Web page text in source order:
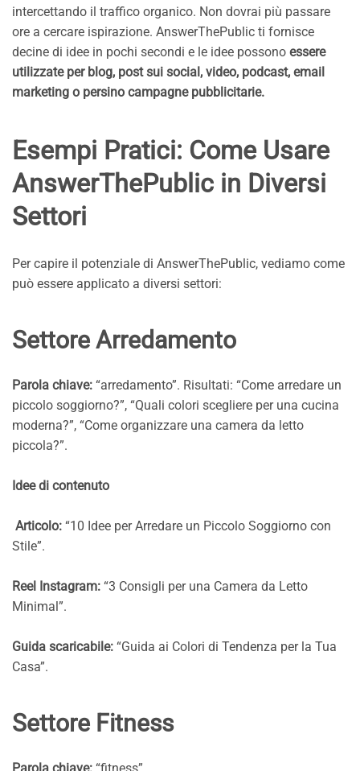
intercettando il traffico organico. Non dovrai più passare
ore a cercare ispirazione. AnswerThePublic ti fornisce
decine di idee in pochi secondi e le idee possono essere
utilizzate per blog, post sui social, video, podcast, email
marketing o persino campagne pubblicitarie.
Esempi Pratici: Come Usare
AnswerThePublic in Diversi
Settori
Per capire il potenziale di AnswerThePublic, vediamo come
può essere applicato a diversi settori:
Settore Arredamento
Parola chiave: “arredamento”. Risultati: “Come arredare un
piccolo soggiorno?”, “Quali colori scegliere per una cucina
moderna?”, “Come organizzare una camera da letto
piccola?”.
Idee di contenuto
Articolo: “10 Idee per Arredare un Piccolo Soggiorno con
Stile”.
Reel Instagram: “3 Consigli per una Camera da Letto
Minimal”.
Guida scaricabile: “Guida ai Colori di Tendenza per la Tua
Casa”.
Settore Fitness
Parola chiave: “fitness”.